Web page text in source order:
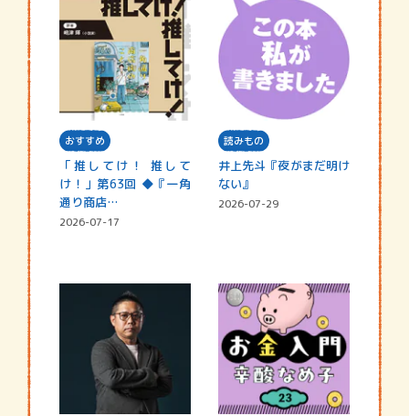
おすすめ
「推してけ！ 推して
け！」第63回 ◆『一角
通り商店…
2026-07-17
読みもの
井上先斗『夜がまだ明け
ない』
2026-07-29